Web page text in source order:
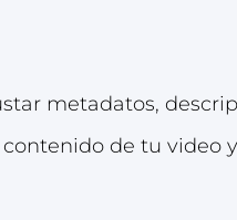
metadatos,
de tu video